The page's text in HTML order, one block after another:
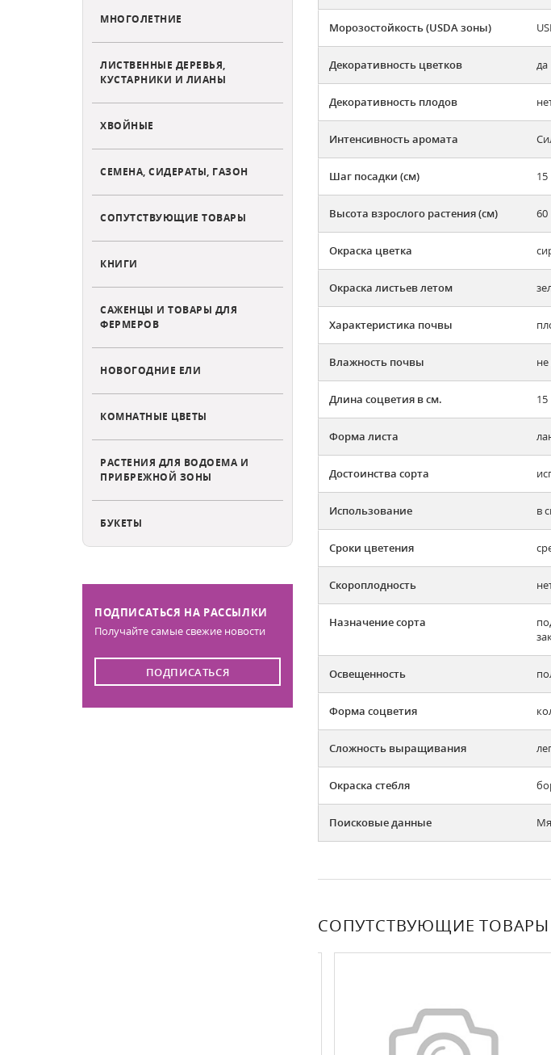
МНОГОЛЕТНИЕ
ЛИСТВЕННЫЕ ДЕРЕВЬЯ,
КУСТАРНИКИ И ЛИАНЫ
ХВОЙНЫЕ
СЕМЕНА, СИДЕРАТЫ, ГАЗОН
СОПУТСТВУЮЩИЕ ТОВАРЫ
КНИГИ
САЖЕНЦЫ И ТОВАРЫ ДЛЯ
ФЕРМЕРОВ
НОВОГОДНИЕ ЕЛИ
КОМНАТНЫЕ ЦВЕТЫ
РАСТЕНИЯ ДЛЯ ВОДОЕМА И
ПРИБРЕЖНОЙ ЗОНЫ
БУКЕТЫ
ПОДПИСАТЬСЯ НА РАССЫЛКИ
Получайте самые свежие новости
ПОДПИСАТЬСЯ
Морозостойкость (USDA зоны)
Декоративность цветков да
Декоративность плодов
Интенсивность аромата
Шаг посадки (см) 15
Высота взрослого растения (см) 60
Окраска цветка
Окраска листьев летом
Характеристика почвы
Влажность почвы
Длина соцветия в см. 15
Форма листа
Достоинства сорта
Использование в
Сроки цветения
Скороплодность
Назначение сорта
Освещенность
Форма соцветия
Сложность выращивания
Окраска стебля
Поисковые данные
СОПУТСТВУЮЩИЕ ТОВАРЫ